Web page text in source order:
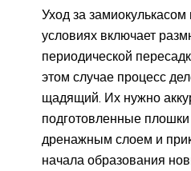
Уход за
условиях включает
периодической
этом случае процесс
щадящий. Их нужно
подготовленные
дренажным слоем и
начала образования